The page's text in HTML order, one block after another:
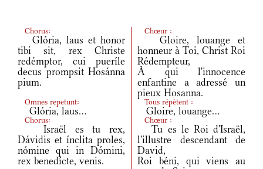
Chorus: Chœur :
Glória, laus et honor
tibi sit, rex Christe
redémptor, cui pueríle
decus prompsit Hosánna
pium.
Gloire, louange et
honneur à Toi, Christ Roi
Rédempteur,
À qui l'innocence
enfantine a adressé un
pieux Hosanna.
Omnes repetunt: Tous répètent :
Glória, laus... Gloire, louange...
Chorus: Chœur :
Israël es tu rex,
Dávidis et ínclita proles,
nómine qui in Dómini,
rex benedícte, venis.
Tu es le Roi d'Israël,
l'illustre descendant de
David,
Roi béni, qui viens au